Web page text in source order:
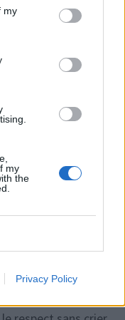
my
my
the
Privacy Policy
Consentement:
rupture en 2026